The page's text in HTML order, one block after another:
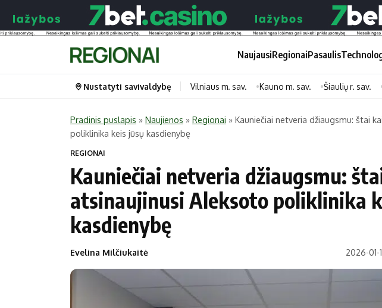
NaujausiRegionaiPasaulis
Portalas
Savivaldybės
Naujausi
Regionai
Pasaulis
Gyvenimas
Horoskopai
Technologijos
Kauno
Klaipėdos
Alytaus
Nustatyti savivaldybę Vilniaus m. sav. Kauno m. sav. Šiaulių r. sav.
Pradinis puslapis » Naujienos » Regionai » Kauniečiai netveria džiaugsmu: štai
poliklinika keis jūsų kasdienybę
REGIONAI
Kauniečiai netveria džiaugsmu:
atsinaujinusi Aleksoto poliklinika
kasdienybę
Evelina Milčiukaitė 2026-01-